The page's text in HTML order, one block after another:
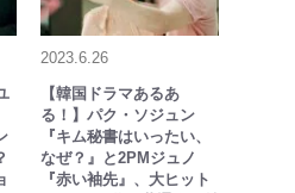
2023.6.26
【韓国ドラマあるあ
る！】パク・ソジュン
『キム秘書はいったい、
なぜ？』と2PMジュノ
『赤い袖先』、大ヒット